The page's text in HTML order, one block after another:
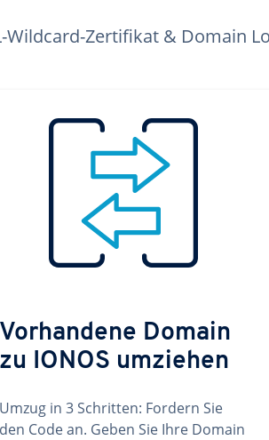
Wildcard-Zertifikat & Domain
Vorhandene Domain
zu IONOS umziehen
Umzug in 3 Schritten: Fordern Sie
den Code an. Geben Sie Ihre Domain